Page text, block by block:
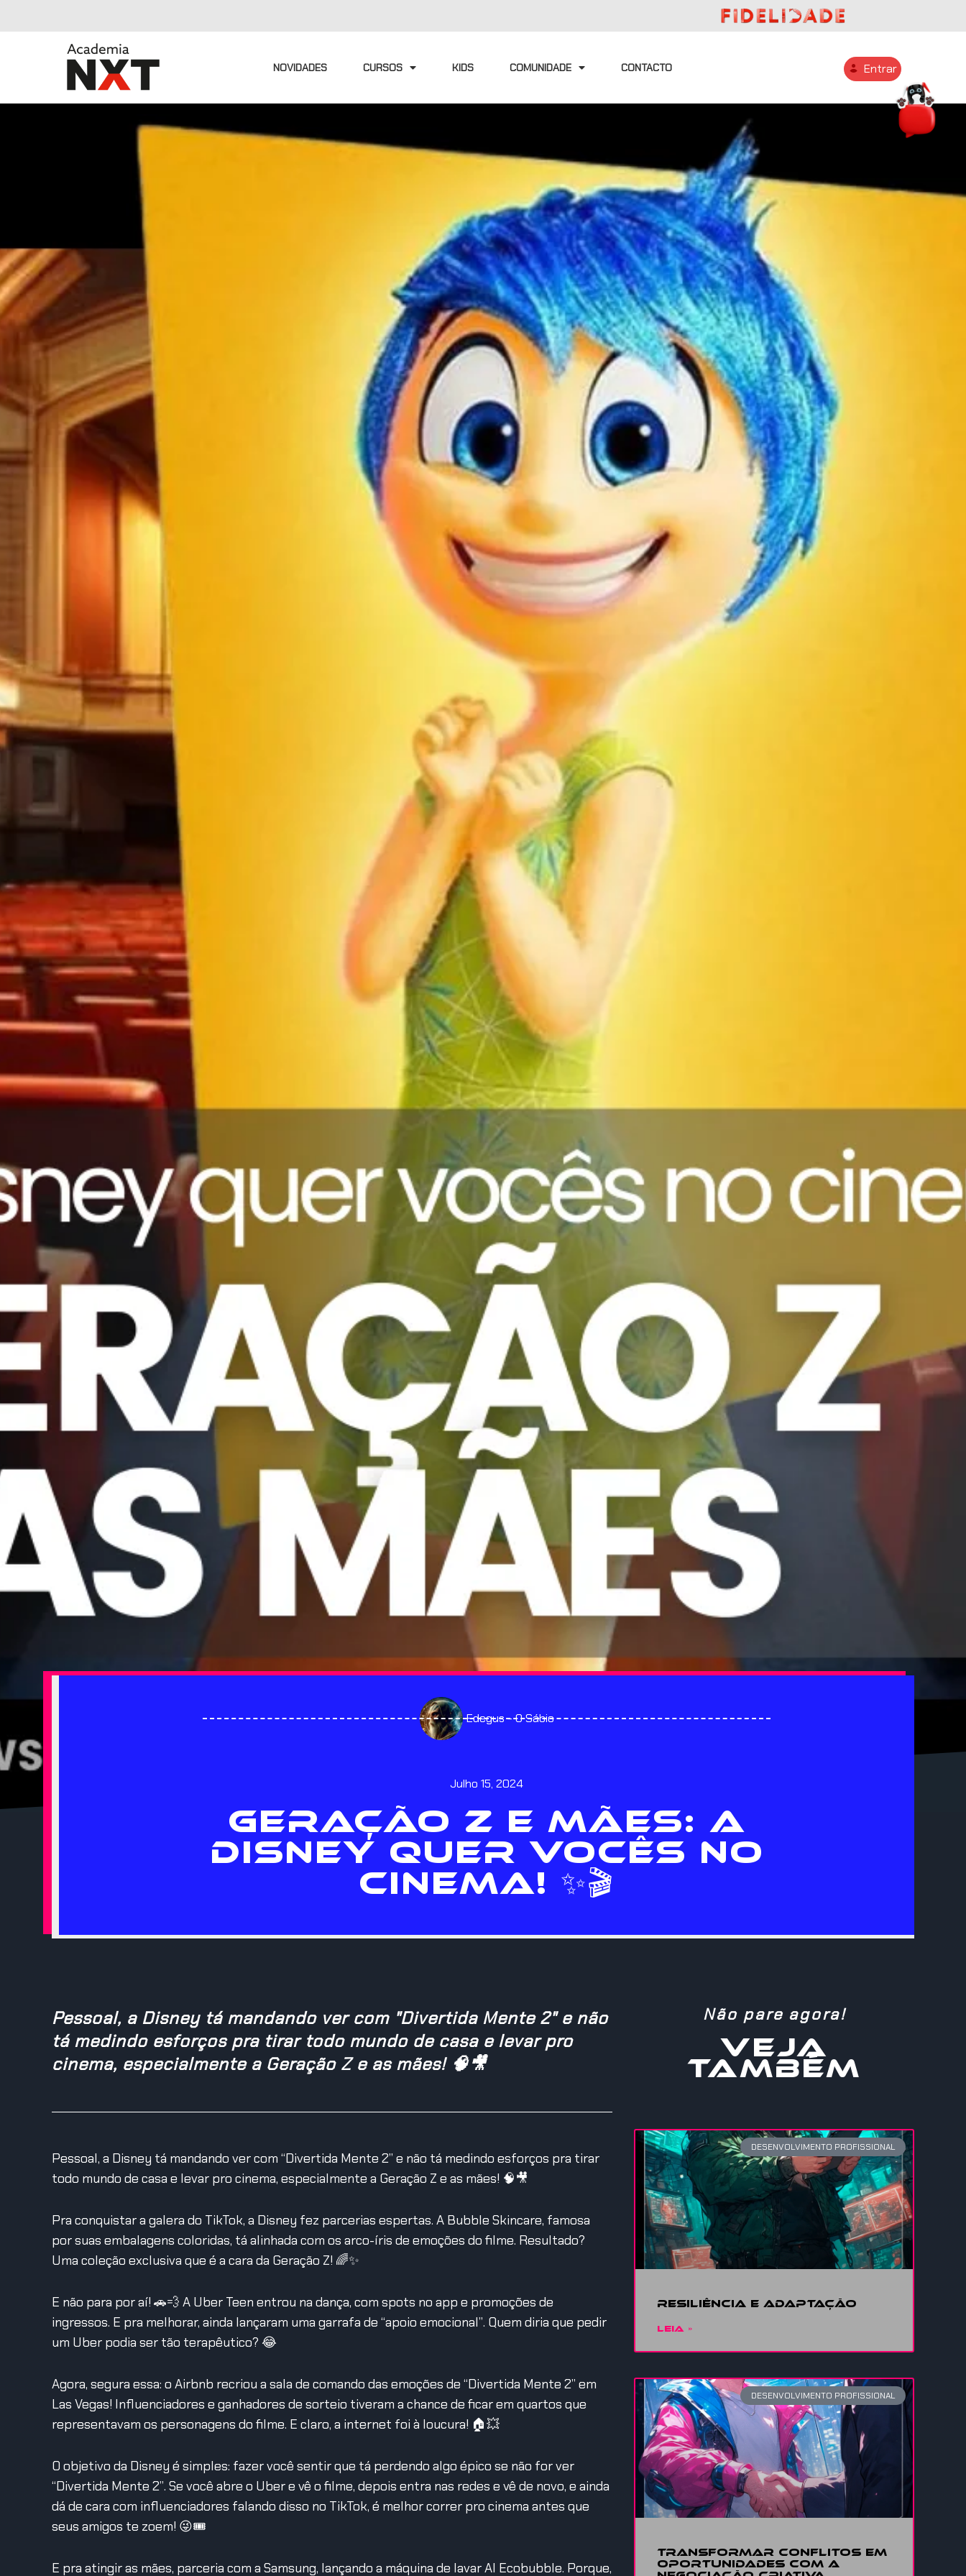
NOVIDADES CURSOS KIDS COMUNIDADE CONTACTO Entrar
Edegus - O Sábio
Julho 15, 2024
GERAÇÃO Z E MÃES: A
DISNEY QUER VOCÊS NO
CINEMA! ✨🎬
Pessoal, a Disney tá mandando ver com "Divertida Mente 2" e não
tá medindo esforços pra tirar todo mundo de casa e levar pro
cinema, especialmente a Geração Z e as mães! 🧠🎥
Pessoal, a Disney tá mandando ver com “Divertida Mente 2” e não tá medindo esforços pra tirar
todo mundo de casa e levar pro cinema, especialmente a Geração Z e as mães! 🧠🎥
Pra conquistar a galera do TikTok, a Disney fez parcerias espertas. A Bubble Skincare, famosa
por suas embalagens coloridas, tá alinhada com os arco-íris de emoções do filme. Resultado?
Uma coleção exclusiva que é a cara da Geração Z! 🌈✨
E não para por aí! 🚗💨 A Uber Teen entrou na dança, com spots no app e promoções de
ingressos. E pra melhorar, ainda lançaram uma garrafa de “apoio emocional”. Quem diria que pedir
um Uber podia ser tão terapêutico? 😂
Agora, segura essa: o Airbnb recriou a sala de comando das emoções de “Divertida Mente 2” em
Las Vegas! Influenciadores e ganhadores de sorteio tiveram a chance de ficar em quartos que
representavam os personagens do filme. E claro, a internet foi à loucura! 🏠💥
O objetivo da Disney é simples: fazer você sentir que tá perdendo algo épico se não for ver
“Divertida Mente 2”. Se você abre o Uber e vê o filme, depois entra nas redes e vê de novo, e ainda
dá de cara com influenciadores falando disso no TikTok, é melhor correr pro cinema antes que
seus amigos te zoem! 😜🎟️
E pra atingir as mães, parceria com a Samsung, lançando a máquina de lavar AI Ecobubble. Porque,
Não pare agora!
VEJA
TAMBÉM
DESENVOLVIMENTO PROFISSIONAL
Resiliência e adaptação
LEIA »
DESENVOLVIMENTO PROFISSIONAL
Transformar conflitos em
oportunidades com a